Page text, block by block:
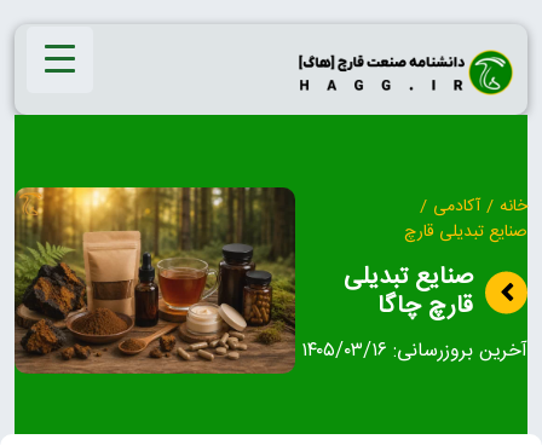
Skip
content
خانه / آکادمی /
صنایع تبدیلی قارچ
صنایع تبدیلی
قارچ چاگا
آخرین بروزرسانی: ۱۴۰۵/۰۳/۱۶